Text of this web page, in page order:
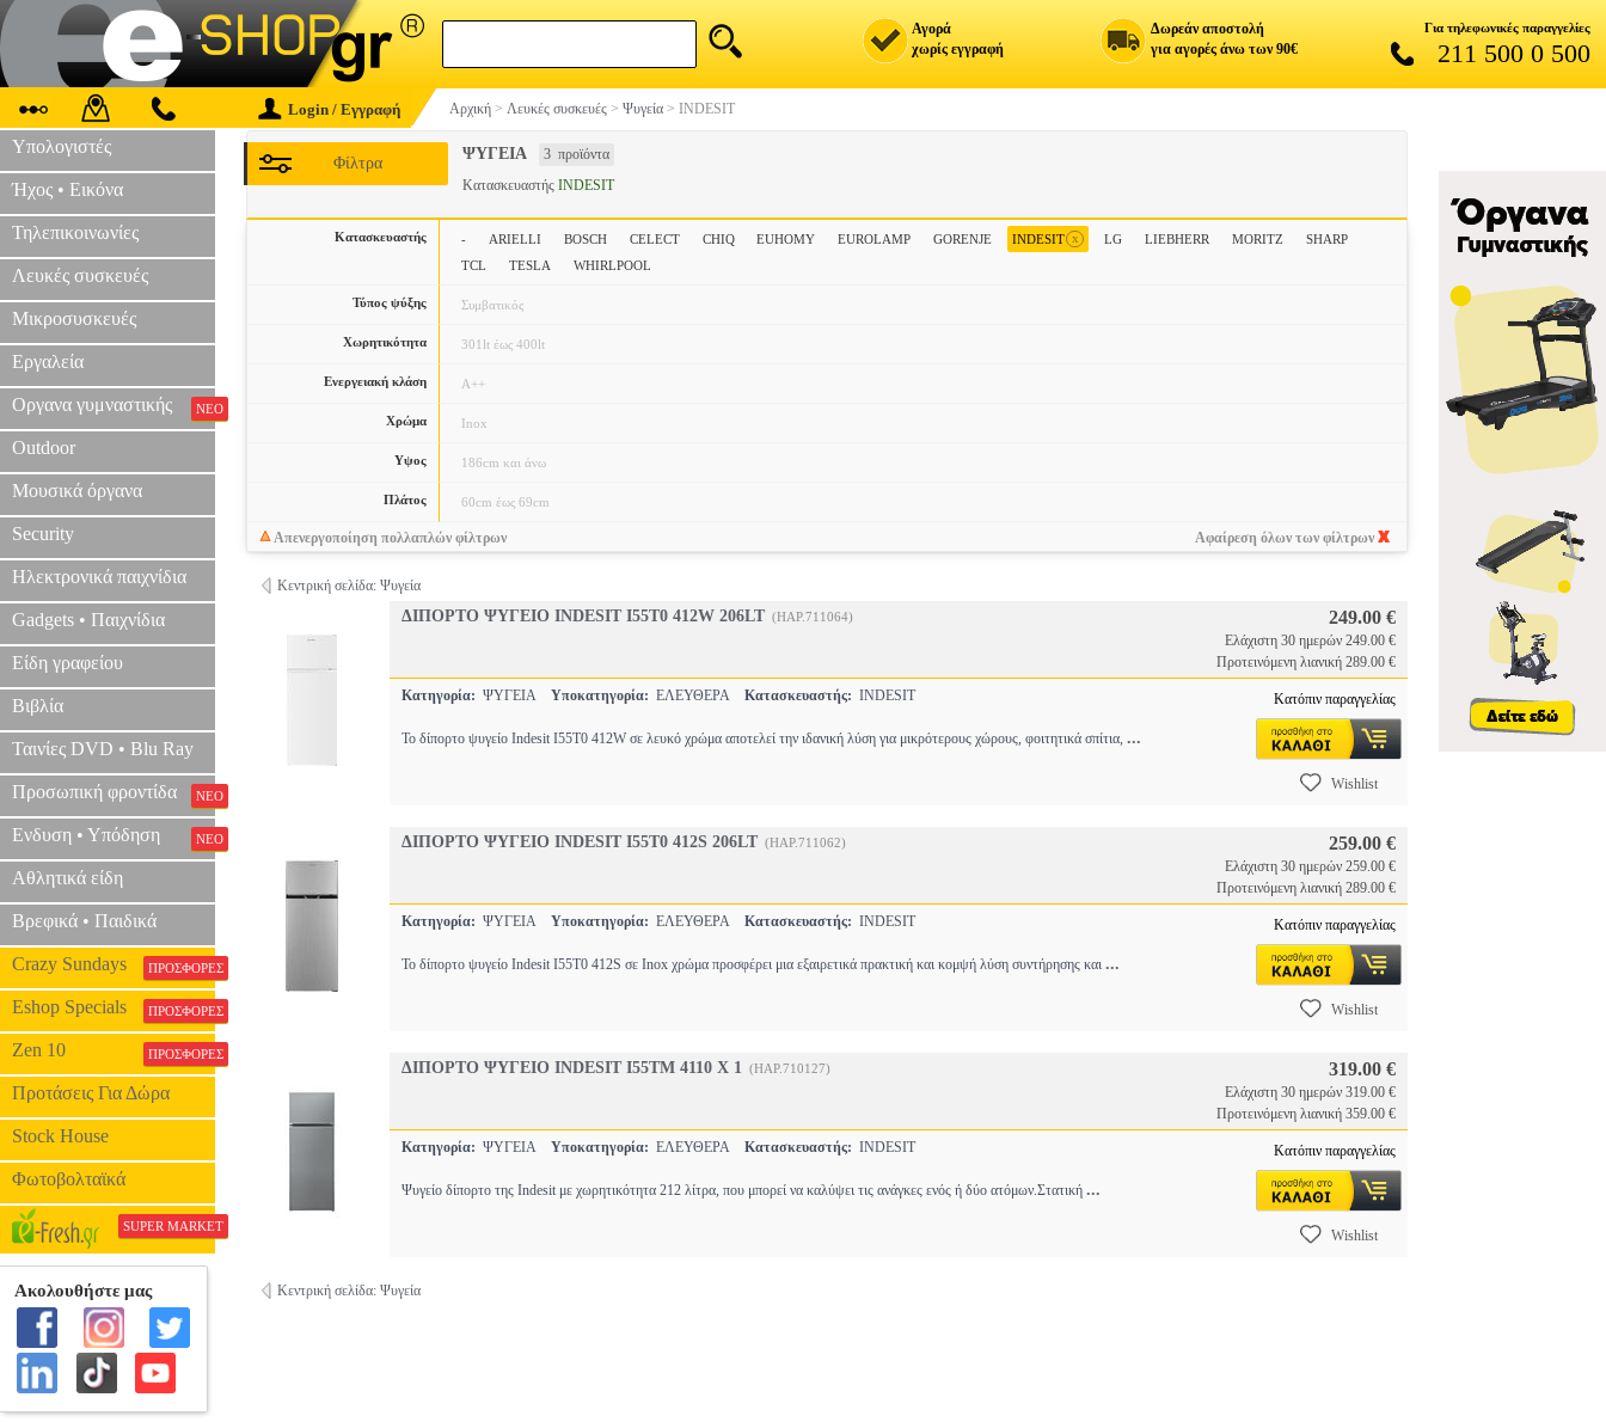
Αγορά
χωρίς εγγραφή
Δωρεάν αποστολή
για αγορές άνω των 90€
Για τηλεφωνικές παραγγελίες
211 500 0 500
Login / Εγγραφή Αρχική > Λευκές συσκευές > Ψυγεία > INDESIT
Υπολογιστές
Ήχος • Εικόνα
Τηλεπικοινωνίες
Λευκές συσκευές
Μικροσυσκευές
Εργαλεία
Οργανα γυμναστικής ΝΕΟ
Outdoor
Μουσικά όργανα
Security
Ηλεκτρονικά παιχνίδια
Gadgets • Παιχνίδια
Είδη γραφείου
Βιβλία
Ταινίες DVD • Blu Ray
Προσωπική φροντίδα ΝΕΟ
Ενδυση • Υπόδηση ΝΕΟ
Αθλητικά είδη
Βρεφικά • Παιδικά
Crazy Sundays ΠΡΟΣΦΟΡΕΣ
Eshop Specials ΠΡΟΣΦΟΡΕΣ
Zen 10 ΠΡΟΣΦΟΡΕΣ
Προτάσεις Για Δώρα
Stock House
Φωτοβολταϊκά
SUPER MARKET
ΨΥΓΕΙΑ 3 προϊόντα
Φίλτρα
Κατασκευαστής INDESIT
Κατασκευαστής - ARIELLI BOSCH CELECT CHIQ EUHOMY EUROLAMP GORENJE INDESIT x LG LIEBHERR MORITZ
SHARP
TCL
TESLA WHIRLPOOL
Τύπος ψύξης Συμβατικός
Χωρητικότητα 301lt έως 400lt
Ενεργειακή κλάση A++
Χρώμα Inox
Υψος 186cm και άνω
Πλάτος 60cm έως 69cm
Απενεργοποίηση πολλαπλών φίλτρων Αφαίρεση όλων των φίλτρων
Κεντρική σελίδα: Ψυγεία
ΔΙΠΟΡΤΟ ΨΥΓΕΙΟ INDESIT I55T0 412W 206LT (HAP.711064) 249.00 €
Ελάχιστη 30 ημερών 249.00 €
Προτεινόμενη λιανική 289.00 €
Κατηγορία: ΨΥΓΕΙΑ Υποκατηγορία: ΕΛΕΥΘΕΡΑ Κατασκευαστής: INDESIT
Το δίπορτο ψυγείο Indesit I55T0 412W σε λευκό χρώμα αποτελεί την ιδανική λύση για μικρότερους χώρους, φοιτητικά σπίτια, ...
Κατόπιν παραγγελίας
Wishlist
ΔΙΠΟΡΤΟ ΨΥΓΕΙΟ INDESIT I55T0 412S 206LT (HAP.711062) 259.00 €
Ελάχιστη 30 ημερών 259.00 €
Προτεινόμενη λιανική 289.00 €
Κατηγορία: ΨΥΓΕΙΑ Υποκατηγορία: ΕΛΕΥΘΕΡΑ Κατασκευαστής: INDESIT
Το δίπορτο ψυγείο Indesit I55T0 412S σε Inox χρώμα προσφέρει μια εξαιρετικά πρακτική και κομψή λύση συντήρησης και ...
Κατόπιν παραγγελίας
Wishlist
ΔΙΠΟΡΤΟ ΨΥΓΕΙΟ INDESIT I55TM 4110 X 1 (HAP.710127) 319.00 €
Ελάχιστη 30 ημερών 319.00 €
Προτεινόμενη λιανική 359.00 €
Κατηγορία: ΨΥΓΕΙΑ Υποκατηγορία: ΕΛΕΥΘΕΡΑ Κατασκευαστής: INDESIT
Ψυγείο δίπορτο της Indesit με χωρητικότητα 212 λίτρα, που μπορεί να καλύψει τις ανάγκες ενός ή δύο ατόμων.Στατική ...
Κατόπιν παραγγελίας
Wishlist
Κεντρική σελίδα: Ψυγεία